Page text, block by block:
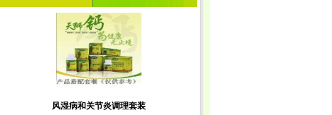
风湿病和关节炎调理套装